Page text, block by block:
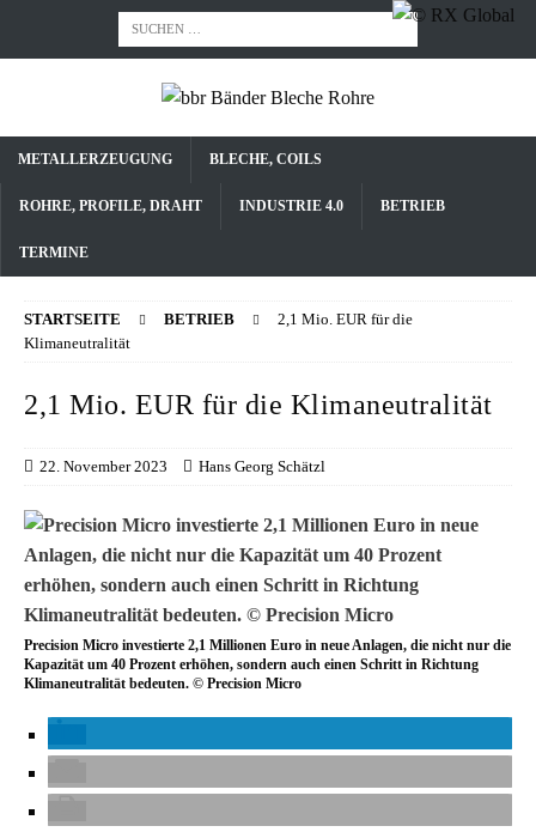
METALLERZEUGUNG BLECHE, COILS
ROHRE, PROFILE, DRAHT INDUSTRIE 4.0 BETRIEB
TERMINE
STARTSEITE BETRIEB
2,1 Mio. EUR für die
Klimaneutralität
2,1 Mio. EUR für die Klimaneutralität
22. November 2023 Hans Georg Schätzl
Precision Micro investierte 2,1 Millionen Euro in neue Anlagen, die nicht nur die
Kapazität um 40 Prozent erhöhen, sondern auch einen Schritt in Richtung
Klimaneutralität bedeuten. © Precision Micro